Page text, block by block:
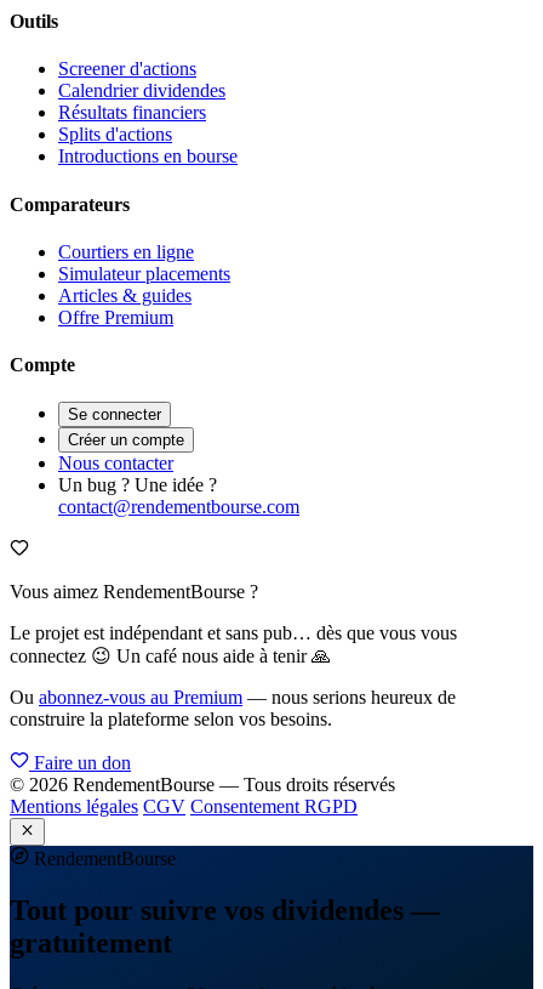
Outils
Screener d'actions
Calendrier dividendes
Résultats financiers
Splits d'actions
Introductions en bourse
Comparateurs
Courtiers en ligne
Simulateur placements
Articles & guides
Offre Premium
Compte
Se connecter
Créer un compte
Nous contacter
Un bug ? Une idée ?
contact@rendementbourse.com
Vous aimez RendementBourse ?
Le projet est indépendant et sans pub… dès que vous vous
connectez 😉 Un café nous aide à tenir 🙏
Ou abonnez-vous au Premium — nous serions heureux de
construire la plateforme selon vos besoins.
Faire un don
© 2026 RendementBourse — Tous droits réservés
Mentions légales CGV Consentement RGPD
RendementBourse
Tout pour suivre vos dividendes —
gratuitement